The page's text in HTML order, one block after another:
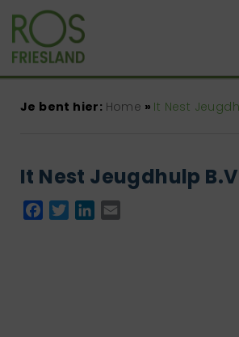
Je bent hier: Home » It Nest
It Nest Jeugdhulp
Facebook
TwitterLinkedIn